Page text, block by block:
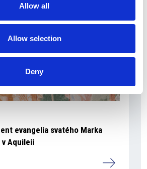
Allow all
Allow selection
Deny
evangelia svatého Marka
v Aquileii